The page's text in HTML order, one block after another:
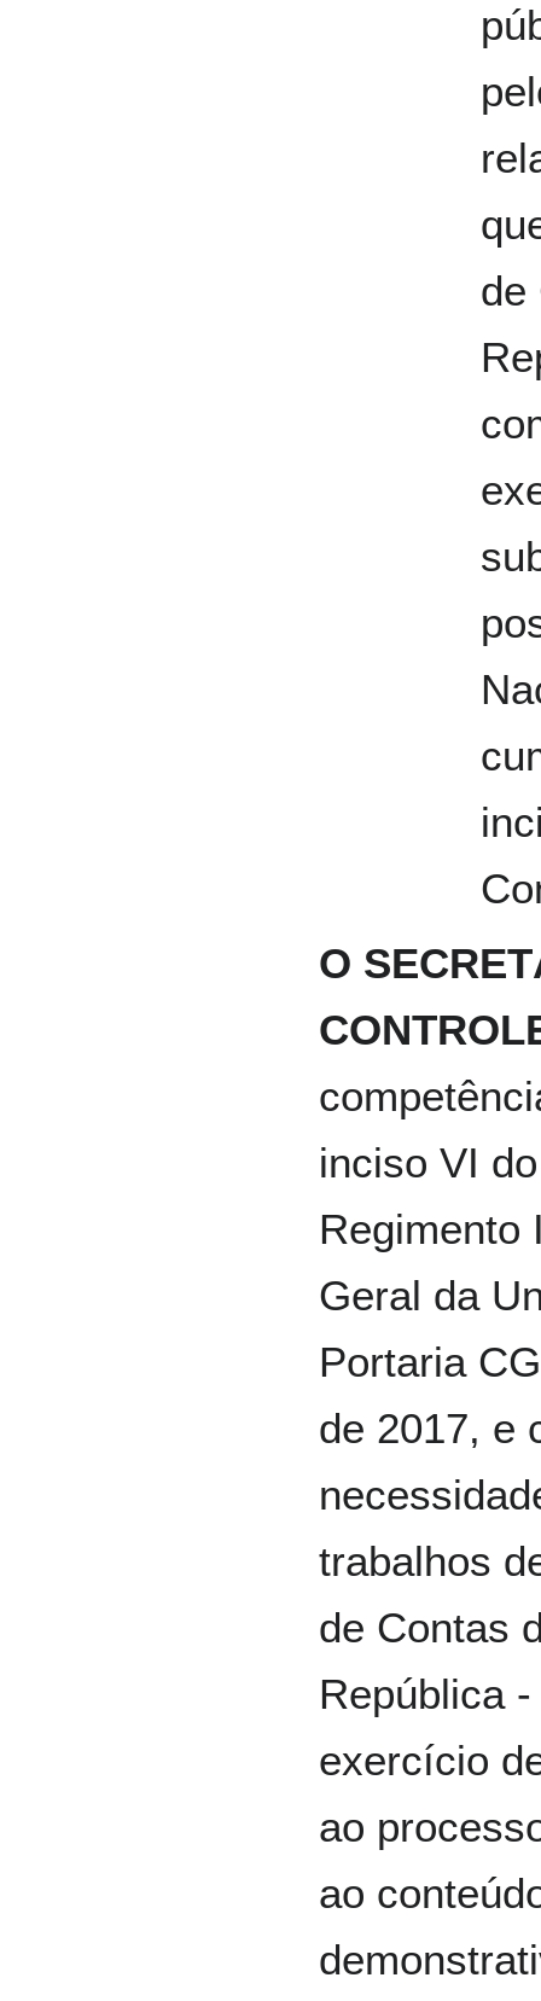
de
O
inciso VI
Regimento
Geral da
Portaria
de 2017, e
trabalhos
de Contas
República
exercício
ao
ao